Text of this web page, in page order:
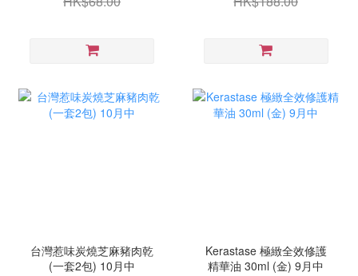
台灣惹味炭燒芝麻豬肉乾
(一套2包) 10月中
Kerastase 極緻全效修護
精華油 30ml (金) 9月中